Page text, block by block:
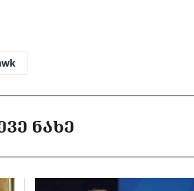
ᲜᲐᲮᲔ